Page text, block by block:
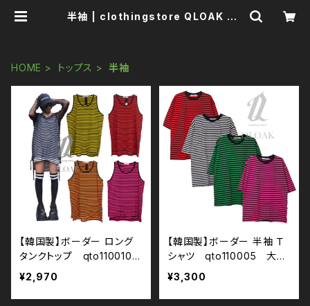
半袖 | clothingstore QLOAK -ク
HOME トップス 半袖
【韓国製】ボーダー ロング
タンクトップ qto110010
大きいサイズ ユニセックス
ビッグシルエット オーバー
サイズ ドロップショルダー
¥2,970
【韓国製】ボーダー 半袖 Ｔ
シャツ qto110005 大き
いサイズ ユニセックス ビッ
グシルエット オーバーサイ
ズ ドロップショルダー パン
¥3,300